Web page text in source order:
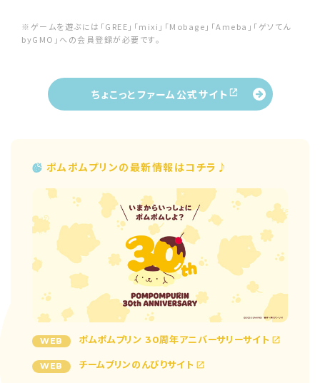
※ゲームを遊ぶには「GREE」「mixi」「Mobage」「Ameba」「ゲソてん
byGMO」への会員登録が必要です。
ちょこっとファーム公式サイト
ポムポムプリンの最新情報はコチラ♪
WEB ポムポムプリン 30周年アニバーサリーサイト
WEB チームプリンのんびりサイト